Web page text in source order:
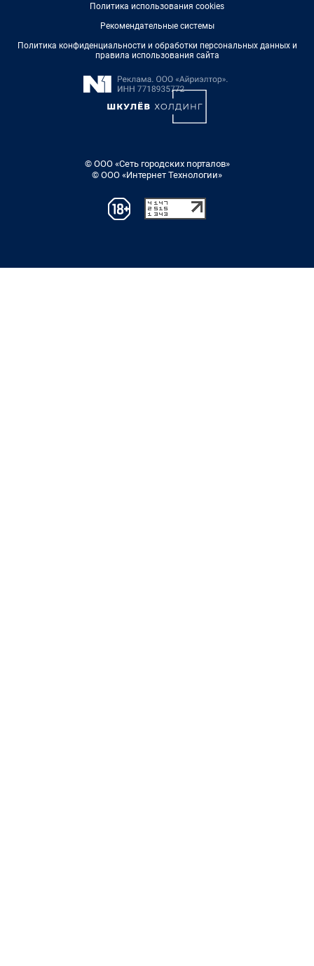
Политика использования cookies
Рекомендательные системы
Политика конфиденциальности и обработки персональных данных и
правила использования сайта
© ООО «Сеть городских порталов»
© ООО «Интернет Технологии»